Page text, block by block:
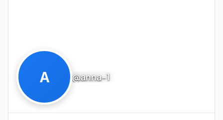
А @anna-1